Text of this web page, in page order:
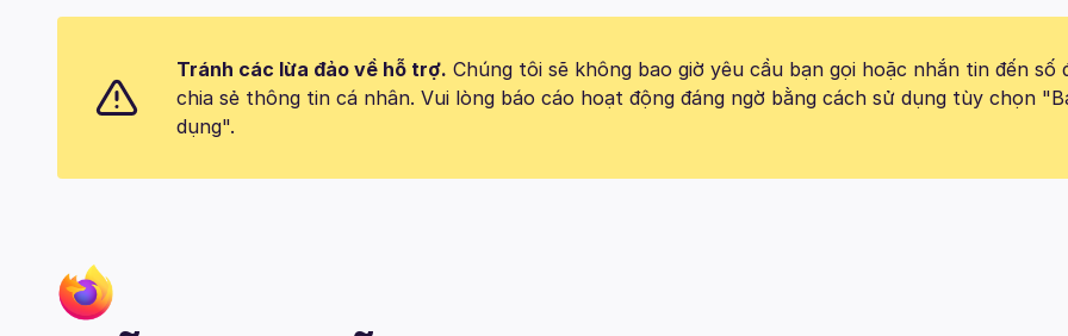
Tránh các lừa đảo về hỗ trợ. Chúng tôi sẽ không bao giờ yêu cầu bạn gọi hoặc nhắn tin đến số
chia sẻ thông tin cá nhân. Vui lòng báo cáo hoạt động đáng ngờ bằng cách sử dụng tùy chọn
dụng".